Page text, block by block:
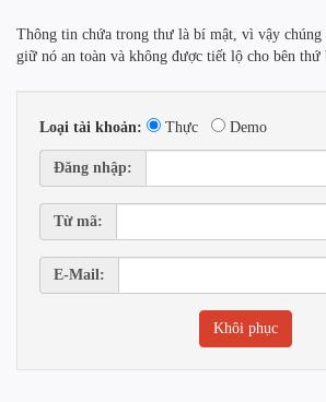
Thông tin chứa trong thư là bí mật, vì vậy chúng
giữ nó an toàn và không được tiết lộ cho bên thứ
Loại tài khoản: Thực Demo
Đăng nhập:
Từ mã:
E-Mail: